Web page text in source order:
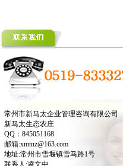
常州市新马太企业管理咨询有限公司
新马太生态农庄
QQ：845051168
邮箱:xmtnz@163.com
地址:常州市雪堰镇雪马路1号
联系人:凌文中